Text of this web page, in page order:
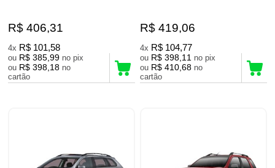
R$ 406,31
4x R$ 101,58
ou R$ 385,99
no pix
ou R$ 398,18 no
cartão
R$ 419,06
4x R$ 104,77
ou R$ 398,11
no pix
ou R$ 410,68 no
cartão